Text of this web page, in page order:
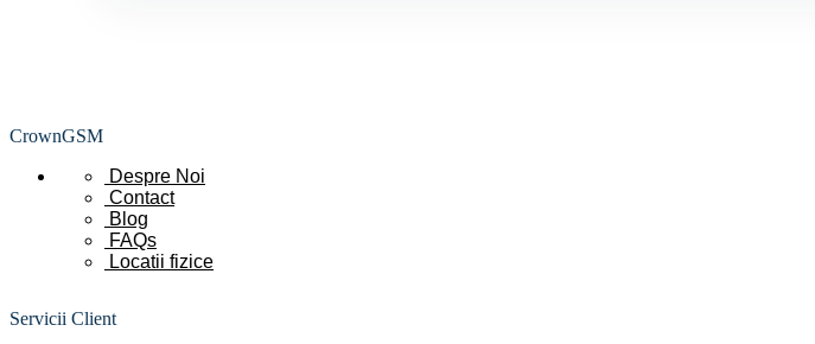
CrownGSM
Despre Noi
Contact
Blog
FAQs
Locatii fizice
Servicii Client